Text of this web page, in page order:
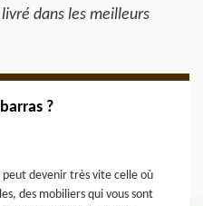
dans les meilleurs
?
peut devenir très vite celle où
des mobiliers qui vous sont